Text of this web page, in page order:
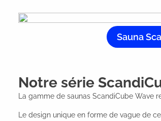
Sauna
Notre série
La gamme de saunas ScandiCube
Le design unique en forme de vague de